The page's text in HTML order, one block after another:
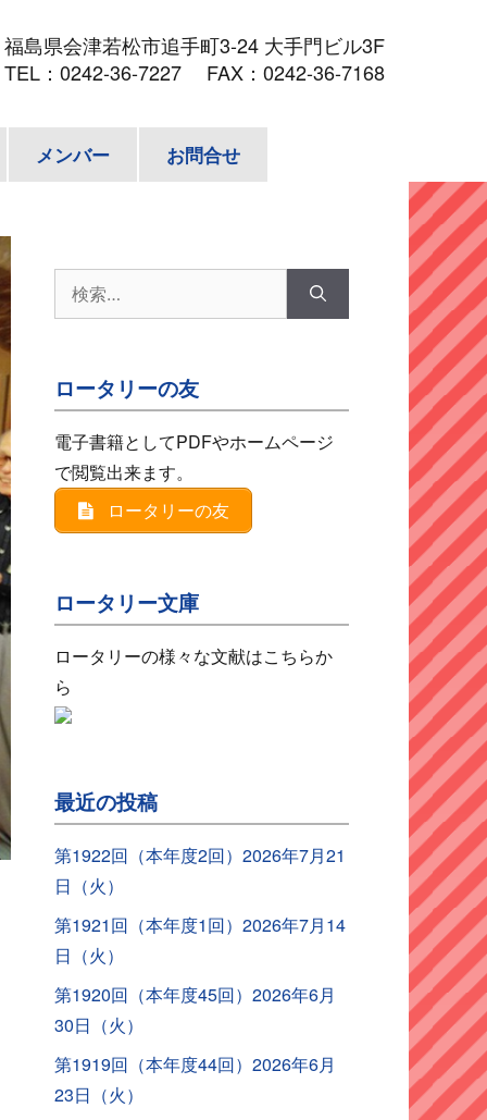
福島県会津若松市追手町3-24 大手門ビル3F
TEL： 0242-36-7227 FAX：0242-36-7168
メンバー お問合せ
索:
ロータリーの友
電子書籍としてPDFやホームページ
で閲覧出来ます。
ロータリーの友
ロータリー文庫
ロータリーの様々な文献はこちらか
ら
最近の投稿
第1922回（本年度2回）2026年7月21
日（火）
第1921回（本年度1回）2026年7月14
日（火）
第1920回（本年度45回）2026年6月
30日（火）
第1919回（本年度44回）2026年6月
23日（火）